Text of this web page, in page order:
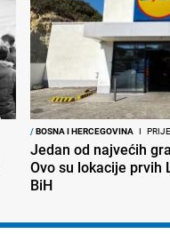
/BOSNA I HERCEGOVINA I
Jedan od najvećih
Ovo su lokacije prvih
BiH